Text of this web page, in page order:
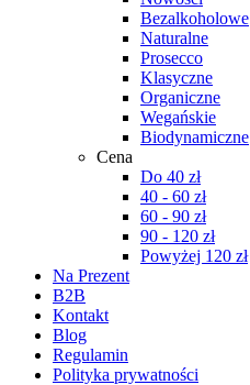
Bezalkoholowe
Naturalne
Prosecco
Klasyczne
Organiczne
Wegańskie
Biodynamiczne
Cena
Do 40 zł
40 - 60 zł
60 - 90 zł
90 - 120 zł
Powyżej 120 zł
Na Prezent
B2B
Kontakt
Blog
Regulamin
Polityka prywatności